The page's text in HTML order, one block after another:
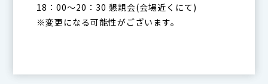
18：00～20：30 懇親会(会場近くにて)
※変更になる可能性がございます。